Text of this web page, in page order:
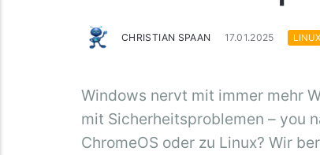
CHRISTIAN SPAAN 17.01.2025 LINUX
Windows nervt mit immer mehr
mit Sicherheitsproblemen – you
ChromeOS oder zu Linux? Wir